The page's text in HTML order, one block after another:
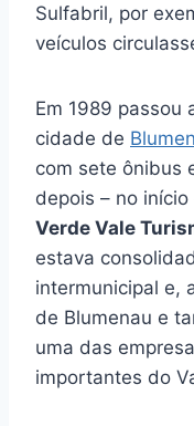
Sulfabril, por
veículos
Em 1989 passou
cidade de
com sete ônibus
depois – no
Verde Vale
estava
intermunicipal e,
de Blumenau e
uma das
importantes do